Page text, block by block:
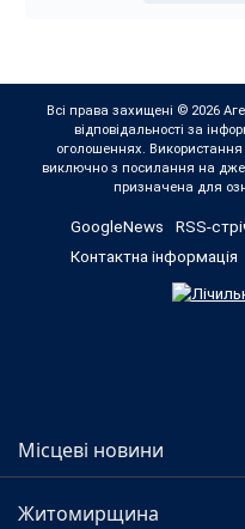
Всі права захищені © 2026
відповідальності за
оголошеннях. Використання
виключно з посилання на
призначена для
GoogleNews RSS-
Контактна інформація
Місцеві новини
Житомирщина